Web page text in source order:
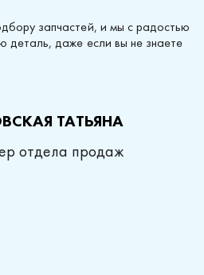
запчастей, и мы с радостью
деталь, даже если вы не знаете
ТАТЬЯНА
отдела продаж